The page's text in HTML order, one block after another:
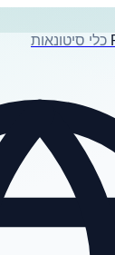
כלי סיטונאות